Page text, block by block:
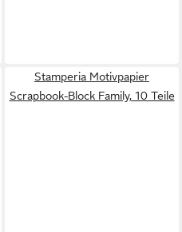
Stamperia Motivpapier
Scrapbook-Block Family, 10 Teile